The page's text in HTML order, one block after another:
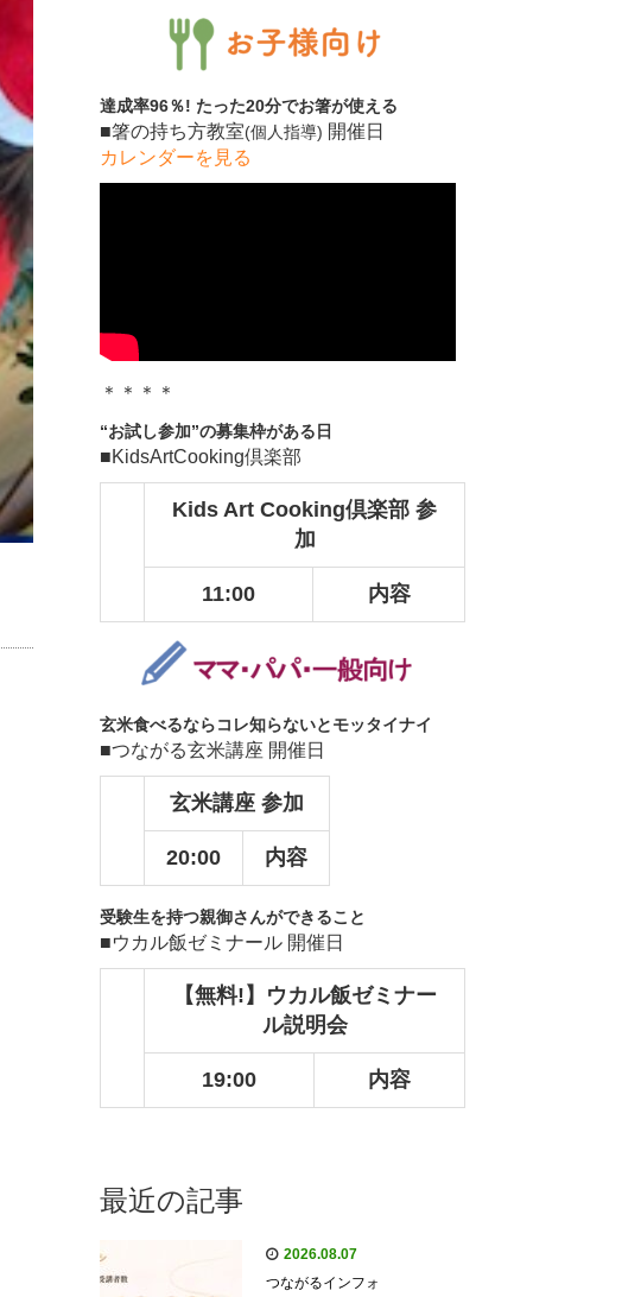
達成率96％! たった20分でお箸が使える
■箸の持ち方教室(個人指導) 開催日
カレンダーを見る
＊＊＊＊
“お試し参加”の募集枠がある日
■KidsArtCooking倶楽部
Kids Art Cooking倶楽部 参
加
11:00 内容
玄米食べるならコレ知らないとモッタイナイ
■つながる玄米講座 開催日
玄米講座 参加
20:00 内容
受験生を持つ親御さんができること
■ウカル飯ゼミナール 開催日
【無料!】ウカル飯ゼミナー
ル説明会
19:00 内容
最近の記事
2026.08.07
つながるインフォ